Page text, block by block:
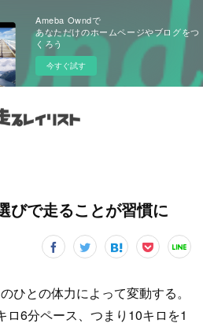
Ameba Owndで
あなただけのホームページやブログをつ
くろう
今すぐ試す
びで走ることが習慣に
ひとの体力によって変動する。
ロ6分ペース、つまり10キロを1